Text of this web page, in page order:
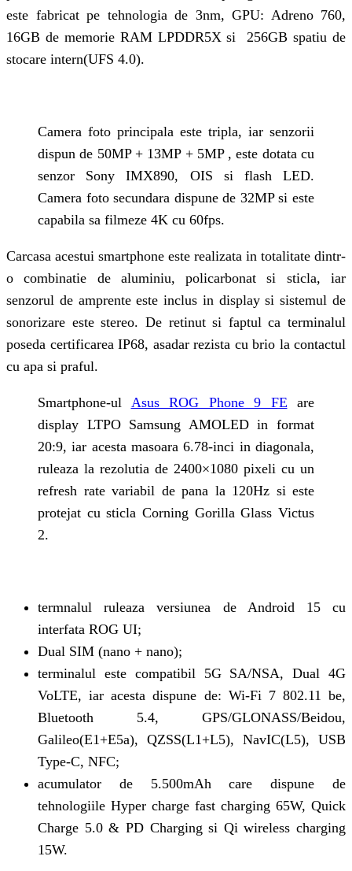
este fabricat pe tehnologia de 3nm, GPU: Adreno 760,
16GB de memorie RAM LPDDR5X si 256GB spatiu de
stocare intern(UFS 4.0).
Camera foto principala este tripla, iar senzorii
dispun de 50MP + 13MP + 5MP , este dotata cu
senzor Sony IMX890, OIS si flash LED.
Camera foto secundara dispune de 32MP si este
capabila sa filmeze 4K cu 60fps.
Carcasa acestui smartphone este realizata in totalitate dintr-
o combinatie de aluminiu, policarbonat si sticla, iar
senzorul de amprente este inclus in display si sistemul de
sonorizare este stereo. De retinut si faptul ca terminalul
poseda certificarea IP68, asadar rezista cu brio la contactul
cu apa si praful.
Smartphone-ul Asus ROG Phone 9 FE are
display LTPO Samsung AMOLED in format
20:9, iar acesta masoara 6.78-inci in diagonala,
ruleaza la rezolutia de 2400×1080 pixeli cu un
refresh rate variabil de pana la 120Hz si este
protejat cu sticla Corning Gorilla Glass Victus
2.
termnalul ruleaza versiunea de Android 15 cu
interfata ROG UI;
Dual SIM (nano + nano);
terminalul este compatibil 5G SA/NSA, Dual 4G
VoLTE, iar acesta dispune de: Wi-Fi 7 802.11 be,
Bluetooth 5.4, GPS/GLONASS/Beidou,
Galileo(E1+E5a), QZSS(L1+L5), NavIC(L5), USB
Type-C, NFC;
acumulator de 5.500mAh care dispune de
tehnologiile Hyper charge fast charging 65W, Quick
Charge 5.0 & PD Charging si Qi wireless charging
15W.